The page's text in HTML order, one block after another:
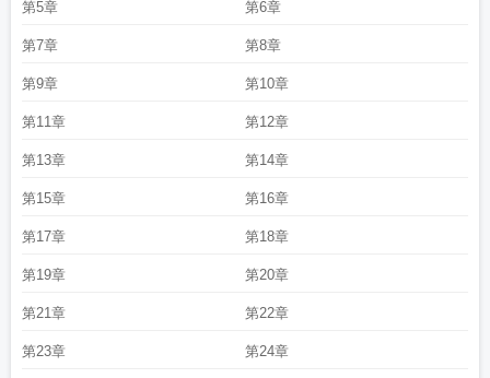
第5章 第6章
第7章 第8章
第9章 第10章
第11章 第12章
第13章 第14章
第15章 第16章
第17章 第18章
第19章 第20章
第21章 第22章
第23章 第24章